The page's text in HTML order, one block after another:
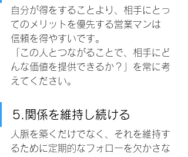
自分が得をすることより、相手にとっ
てのメリットを優先する営業マンは
信頼を得やすいです。
「この人とつながることで、相手にど
んな価値を提供できるか？」を常に考
えてください。
5.関係を維持し続ける
人脈を築くだけでなく、それを維持す
るために定期的なフォローを欠かさな